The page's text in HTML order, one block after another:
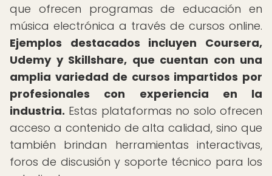
que ofrecen programas de educación en
música electrónica a través de cursos online.
Ejemplos destacados incluyen Coursera,
Udemy y Skillshare, que cuentan con una
amplia variedad de cursos impartidos por
profesionales con experiencia en la
industria. Estas plataformas no solo ofrecen
acceso a contenido de alta calidad, sino que
también brindan herramientas interactivas,
foros de discusión y soporte técnico para los